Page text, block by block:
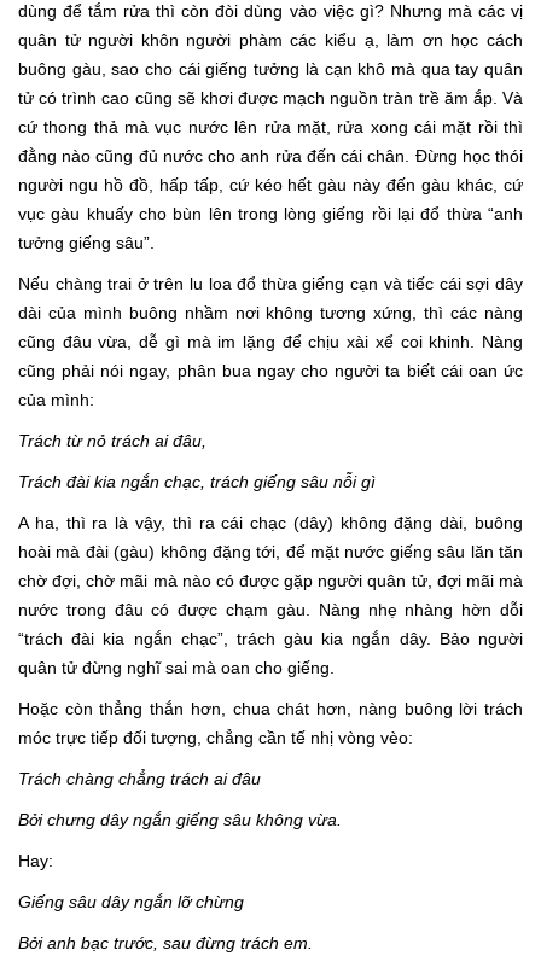
dùng để tắm rửa thì còn đòi dùng vào việc gì? Nhưng mà các vị
quân tử người khôn người phàm các kiểu ạ, làm ơn học cách
buông gàu, sao cho cái giếng tưởng là cạn khô mà qua tay quân
tử có trình cao cũng sẽ khơi được mạch nguồn tràn trề ăm ắp. Và
cứ thong thả mà vục nước lên rửa mặt, rửa xong cái mặt rồi thì
đằng nào cũng đủ nước cho anh rửa đến cái chân. Đừng học thói
người ngu hồ đồ, hấp tấp, cứ kéo hết gàu này đến gàu khác, cứ
vục gàu khuấy cho bùn lên trong lòng giếng rồi lại đổ thừa “anh
tưởng giếng sâu”.
Nếu chàng trai ở trên lu loa đổ thừa giếng cạn và tiếc cái sợi dây
dài của mình buông nhầm nơi không tương xứng, thì các nàng
cũng đâu vừa, dễ gì mà im lặng để chịu xài xể coi khinh. Nàng
cũng phải nói ngay, phân bua ngay cho người ta biết cái oan ức
của mình:
Trách từ nỏ trách ai đâu,
Trách đài kia ngắn chạc, trách giếng sâu nỗi gì
A ha, thì ra là vậy, thì ra cái chạc (dây) không đặng dài, buông
hoài mà đài (gàu) không đặng tới, để mặt nước giếng sâu lăn tăn
chờ đợi, chờ mãi mà nào có được gặp người quân tử, đợi mãi mà
nước trong đâu có được chạm gàu. Nàng nhẹ nhàng hờn dỗi
“trách đài kia ngắn chạc”, trách gàu kia ngắn dây. Bảo người
quân tử đừng nghĩ sai mà oan cho giếng.
Hoặc còn thẳng thắn hơn, chua chát hơn, nàng buông lời trách
móc trực tiếp đối tượng, chẳng cần tế nhị vòng vèo:
Trách chàng chẳng trách ai đâu
Bởi chưng dây ngắn giếng sâu không vừa.
Hay:
Giếng sâu dây ngắn lỡ chừng
Bởi anh bạc trước, sau đừng trách em.